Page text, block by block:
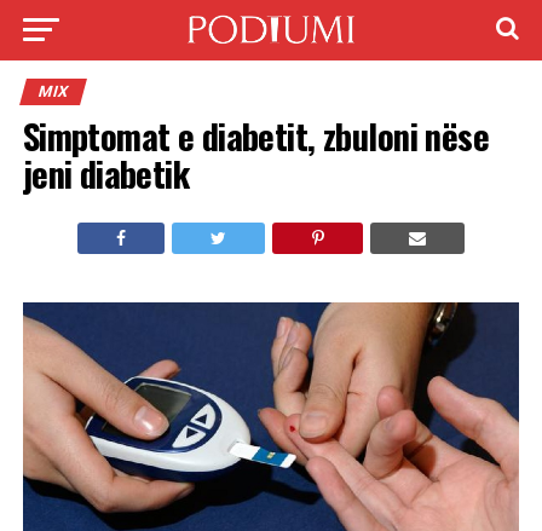
MIX
Simptomat e diabetit, zbuloni nëse
jeni diabetik